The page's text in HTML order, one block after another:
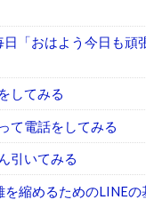
日「おはよう今日も頑
してみる
て電話をしてみる
引いてみる
を縮めるためのLINEの